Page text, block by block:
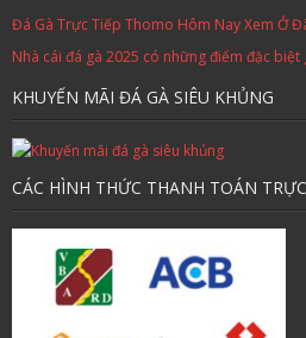
Đá Gà Trực Tiếp Thomo Hôm Nay Xem Ở
Nhà cái đá gà 2025 có những điểm đặc biệt
KHUYẾN MÃI ĐÁ GÀ SIÊU KHỦNG
CÁC HÌNH THỨC THANH TOÁN